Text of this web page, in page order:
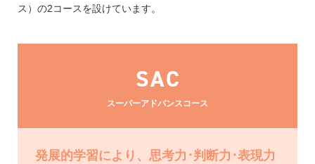
ス）の2コースを設けています。
SAC
スーパーアドバンスコース
発展的学習により、思考力･判断力･表現力